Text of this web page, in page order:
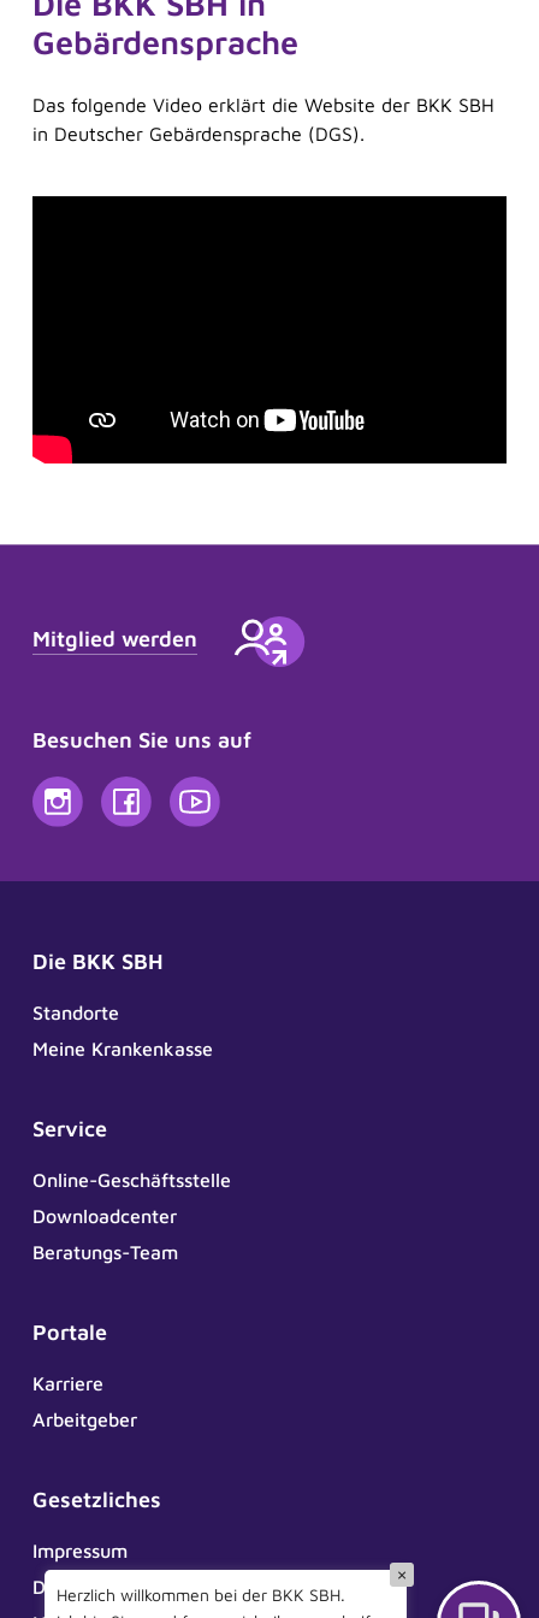
Gebärdensprache
Das folgende Video erklärt die Website der BKK SBH
in Deutscher Gebärdensprache (DGS).
Mitglied werden
Besuchen Sie uns auf
Die BKK SBH
Standorte
Meine Krankenkasse
Service
Online-Geschäftsstelle
Downloadcenter
Beratungs-Team
Portale
Karriere
Arbeitgeber
Gesetzliches
Impressum
Datenschutz
Herzlich willkommen bei der BKK SBH! Wie
Herzlich willkommen bei der BKK SBH.
×